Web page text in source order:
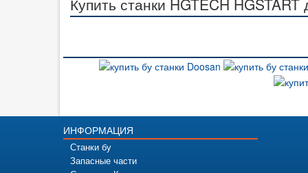
Купить станки HGTECH
ИНФОРМАЦИЯ
Станки бу
Запасные части